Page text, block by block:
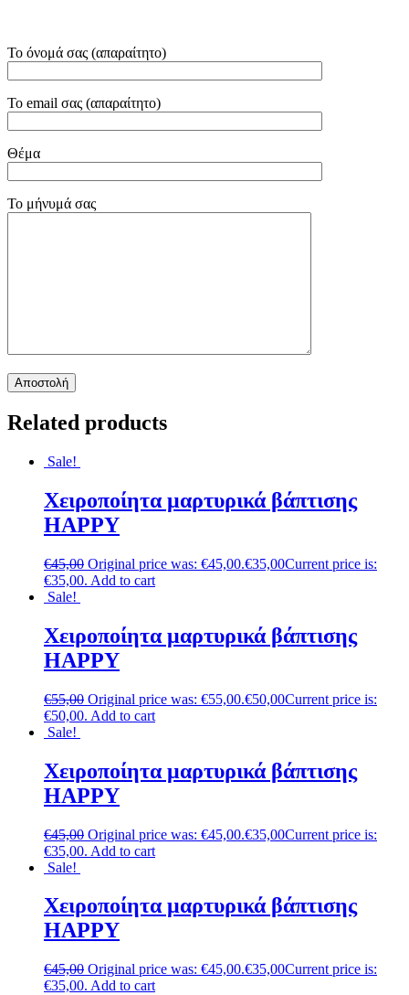
Το όνομά σας (απαραίτητο)
Το email σας (απαραίτητο)
Θέμα
Το μήνυμά σας
Related products
Sale!
Χειροποίητα μαρτυρικά βάπτισης
HAPPY
€45,00 Original price was: €45,00.€35,00Current price is:
€35,00. Add to cart
Sale!
Χειροποίητα μαρτυρικά βάπτισης
HAPPY
€55,00 Original price was: €55,00.€50,00Current price is:
€50,00. Add to cart
Sale!
Χειροποίητα μαρτυρικά βάπτισης
HAPPY
€45,00 Original price was: €45,00.€35,00Current price is:
€35,00. Add to cart
Sale!
Χειροποίητα μαρτυρικά βάπτισης
HAPPY
€45,00 Original price was: €45,00.€35,00Current price is:
€35,00. Add to cart